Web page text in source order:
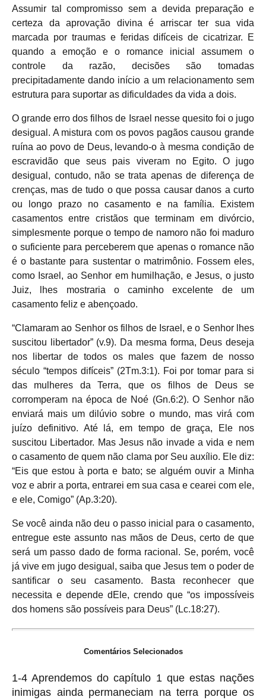
Assumir tal compromisso sem a devida preparação e
certeza da aprovação divina é arriscar ter sua vida
marcada por traumas e feridas difíceis de cicatrizar. E
quando a emoção e o romance inicial assumem o
controle da razão, decisões são tomadas
precipitadamente dando início a um relacionamento sem
estrutura para suportar as dificuldades da vida a dois.
O grande erro dos filhos de Israel nesse quesito foi o jugo
desigual. A mistura com os povos pagãos causou grande
ruína ao povo de Deus, levando-o à mesma condição de
escravidão que seus pais viveram no Egito. O jugo
desigual, contudo, não se trata apenas de diferença de
crenças, mas de tudo o que possa causar danos a curto
ou longo prazo no casamento e na família. Existem
casamentos entre cristãos que terminam em divórcio,
simplesmente porque o tempo de namoro não foi maduro
o suficiente para perceberem que apenas o romance não
é o bastante para sustentar o matrimônio. Fossem eles,
como Israel, ao Senhor em humilhação, e Jesus, o justo
Juiz, lhes mostraria o caminho excelente de um
casamento feliz e abençoado.
“Clamaram ao Senhor os filhos de Israel, e o Senhor lhes
suscitou libertador” (v.9). Da mesma forma, Deus deseja
nos libertar de todos os males que fazem de nosso
século “tempos difíceis” (2Tm.3:1). Foi por tomar para si
das mulheres da Terra, que os filhos de Deus se
corromperam na época de Noé (Gn.6:2). O Senhor não
enviará mais um dilúvio sobre o mundo, mas virá com
juízo definitivo. Até lá, em tempo de graça, Ele nos
suscitou Libertador. Mas Jesus não invade a vida e nem
o casamento de quem não clama por Seu auxílio. Ele diz:
“Eis que estou à porta e bato; se alguém ouvir a Minha
voz e abrir a porta, entrarei em sua casa e cearei com ele,
e ele, Comigo” (Ap.3:20).
Se você ainda não deu o passo inicial para o casamento,
entregue este assunto nas mãos de Deus, certo de que
será um passo dado de forma racional. Se, porém, você
já vive em jugo desigual, saiba que Jesus tem o poder de
santificar o seu casamento. Basta reconhecer que
necessita e depende dEle, crendo que “os impossíveis
dos homens são possíveis para Deus” (Lc.18:27).
Comentários Selecionados
1-4 Aprendemos do capítulo 1 que estas nações
inimigas ainda permaneciam na terra porque os